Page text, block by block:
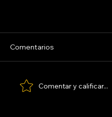
INDIO SOLARI
Comentarios
Comentar y calificar...